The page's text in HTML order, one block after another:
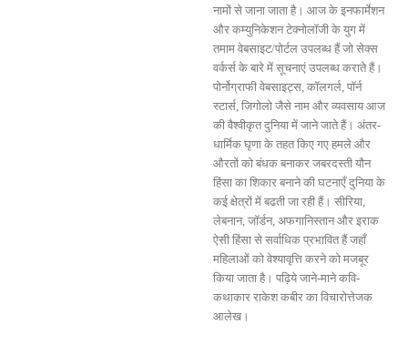
नामों से जाना जाता है। आज के इनफार्मेशन
और कम्युनिकेशन टेक्नोलॉजी के युग में
तमाम वेबसाइट/पोर्टल उपलब्ध हैं जो सेक्स
वर्कर्स के बारे में सूचनाएं उपलब्ध कराते हैं।
पोर्नोग्राफी वेबसाइट्स, कॉलगर्ल, पॉर्न
स्टार्स, जिगोलो जैसे नाम और व्यवसाय आज
की वैश्वीकृत दुनिया में जाने जाते हैं। अंतर-
धार्मिक घृणा के तहत किए गए हमले और
औरतों को बंधक बनाकर जबरदस्ती यौन
हिंसा का शिकार बनाने की घटनाएँ दुनिया के
कई क्षेत्रों में बढती जा रही हैं। सीरिया,
लेबनान, जॉर्डन, अफगानिस्तान और इराक
ऐसी हिंसा से सर्वाधिक प्रभावित हैं जहाँ
महिलाओं को वेश्यावृत्ति करने को मजबूर
किया जाता है। पढ़िये जाने-माने कवि-
कथाकार राकेश कबीर का विचारोत्तेजक
आलेख।